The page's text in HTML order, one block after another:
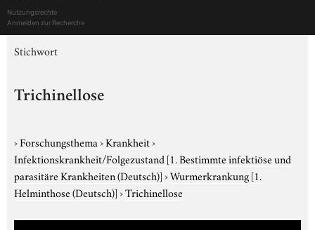
Nutzungsrechte
Anmelden zur Recherche
Stichwort
Trichinellose
›Forschungsthema›Krankheit›
Infektionskrankheit/Folgezustand [1. Bestimmte infektiöse und
parasitäre Krankheiten (Deutsch)]›Wurmerkrankung[1.
Helminthose (Deutsch)]›Trichinellose